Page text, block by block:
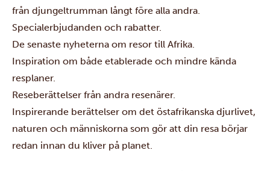
från djungeltrumman långt före alla andra.
Specialerbjudanden och rabatter.
De senaste nyheterna om resor till Afrika.
Inspiration om både etablerade och mindre kända
resplaner.
Reseberättelser från andra resenärer.
Inspirerande berättelser om det östafrikanska djurlivet,
naturen och människorna som gör att din resa börjar
redan innan du kliver på planet.